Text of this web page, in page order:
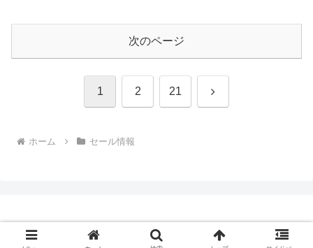
次のページ
1 2 21 次
ホーム セール情報
Copyright © 2009-2026 CBN Blog All Rights Reserved.